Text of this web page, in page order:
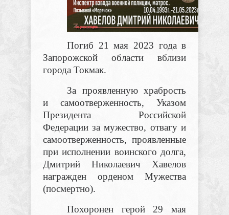
Погиб 21 мая 2023 года в
Запорожской области вблизи
города Токмак.
За проявленную храбрость
и самоотверженность, Указом
Президента Российской
Федерации за мужество, отвагу и
самоотверженность, проявленные
при исполнении воинского долга,
Дмитрий Николаевич Хавелов
награжден орденом Мужества
(посмертно).
Похоронен герой 29 мая